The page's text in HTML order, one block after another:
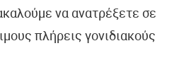
να ανατρέξετε σε
πλήρεις γονιδιακούς